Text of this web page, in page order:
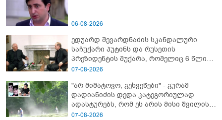
06-08-2026
ედუარდ შევარდნაძის სკანდალური
საჩუქარი პუტინს და რუსეთის
პრეზიდენტის მუქარა, რომელიც 6 წლის
შემდეგ აასრულა
07-08-2026
"არ მიმატოვო, გეხვეწები" - გუ­რა­მ
დადიანიძის დედა კა­ტე­გო­რი­უ­ლად
ადას­ტუ­რებს, რომ ეს არის მისი შვი­ლის
ხმა
07-08-2026